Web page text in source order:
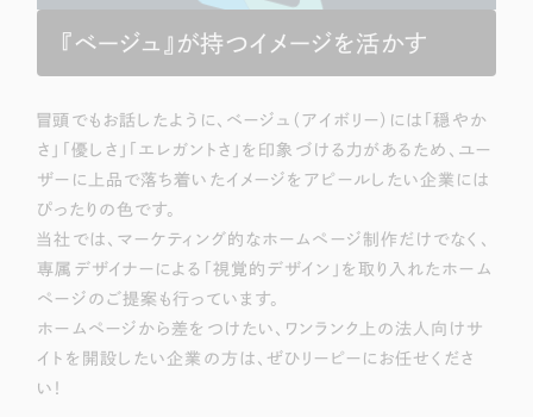
『ベージュ』が持つイメージを活かす
冒頭でもお話したように、ベージュ（アイボリー）には「穏やか
さ」「優しさ」「エレガントさ」を印象づける力があるため、ユー
ザーに上品で落ち着いたイメージをアピールしたい企業には
ぴったりの色です。
当社では、マーケティング的なホームページ制作だけでなく、
専属デザイナーによる「視覚的デザイン」を取り入れたホーム
ページのご提案も行っています。
ホームページから差をつけたい、ワンランク上の法人向けサ
イトを開設したい企業の方は、ぜひリーピーにお任せくださ
い！